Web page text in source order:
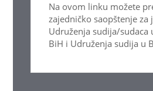
Na ovom linku možete
zajedničko saopštenje za
Udruženja sudija/sudaca
BiH i Udruženja sudija u